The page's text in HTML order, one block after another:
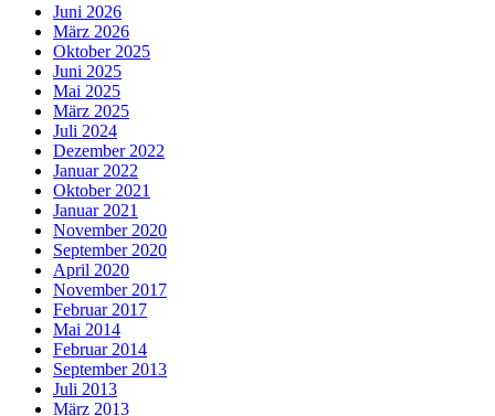
Juni 2026
März 2026
Oktober 2025
Juni 2025
Mai 2025
März 2025
Juli 2024
Dezember 2022
Januar 2022
Oktober 2021
Januar 2021
November 2020
September 2020
April 2020
November 2017
Februar 2017
Mai 2014
Februar 2014
September 2013
Juli 2013
März 2013